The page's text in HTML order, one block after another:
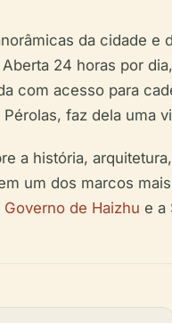
da cidade
24 horas por
com acesso para
faz dela uma
a história,
um dos marcos
de Haizhu e a